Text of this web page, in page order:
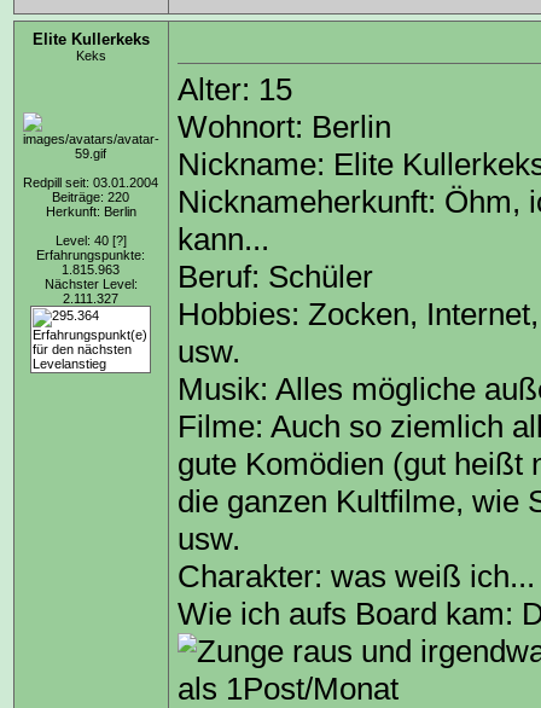
Elite Kullerkeks
Keks
Redpill seit: 03.01.2004
Beiträge: 220
Herkunft: Berlin
Level: 40 [?]
Erfahrungspunkte:
1.815.963
Nächster Level:
2.111.327
Alter: 15
Wohnort: Berlin
Nickname: Elite
Nicknameherkunft: Öhm,
kann...
Beruf: Schüler
Hobbies: Zocken,
usw.
Musik: Alles mögliche
Filme: Auch so ziemlich
gute Komödien (gut
die ganzen Kultfilme, wie
usw.
Charakter: was weiß
Wie ich aufs Board kam:
und
als 1Post/Monat